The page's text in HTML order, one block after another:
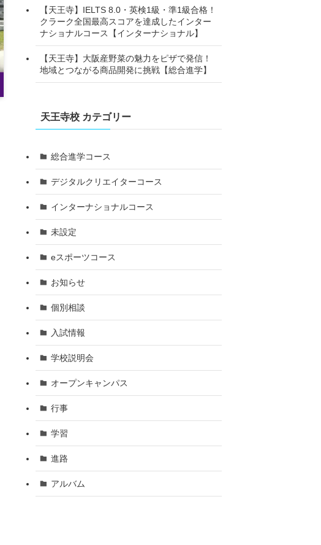
【天王寺】IELTS 8.0・英検1級・準1級合格！
クラーク全国最高スコアを達成したインター
ナショナルコース【インターナショナル】
【天王寺】大阪産野菜の魅力をピザで発信！
地域とつながる商品開発に挑戦【総合進学】
天王寺校 カテゴリー
総合進学コース
デジタルクリエイターコース
インターナショナルコース
未設定
eスポーツコース
お知らせ
個別相談
入試情報
学校説明会
オープンキャンパス
行事
学習
進路
アルバム